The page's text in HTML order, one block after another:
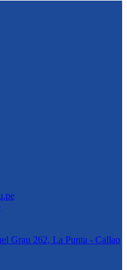
Grau 262, La Punta - Callao